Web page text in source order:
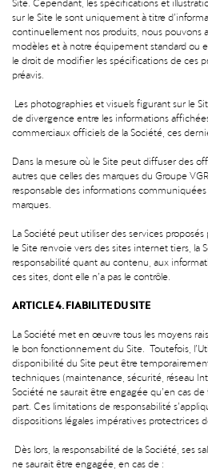
sur le Site le sont uniquement à titre
continuellement nos produits, nous pouvons
modèles et à notre équipement standard ou
le droit de modifier les spécifications de ces
préavis.
Les photographies et visuels figurant sur le
de divergence entre les informations
commerciaux officiels de la Société, ces
Dans la mesure où le Site peut diffuser des
autres que celles des marques du Groupe
responsable des informations
marques.
La Société peut utiliser des services
le Site renvoie vers des sites internet tiers, la
responsabilité quant au contenu, aux
ces sites, dont elle n’a pas le contrôle.
ARTICLE 4. FIABILITE DU SITE
La Société met en œuvre tous les moyens
le bon fonctionnement du Site. Toutefois,
disponibilité du Site peut être
techniques (maintenance, sécurité, réseau
Société ne saurait être engagée qu’en cas
part. Ces limitations de responsabilité
dispositions légales impératives protectrices
Dès lors, la responsabilité de la Société, ses
ne saurait être engagée, en cas de :